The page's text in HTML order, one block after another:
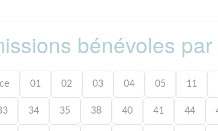
bénévoles
01 02 03 04 05 11
34 35 38 40 41 44